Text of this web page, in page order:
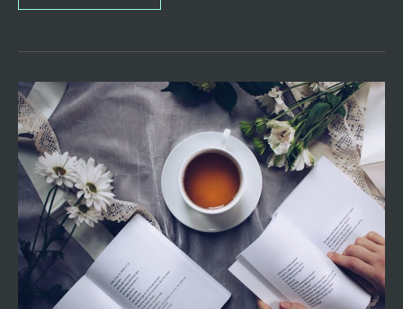
EEN
GEDICHT
MAKEN
MET
AI:
POËZIE
UIT
DE
COMPUTER